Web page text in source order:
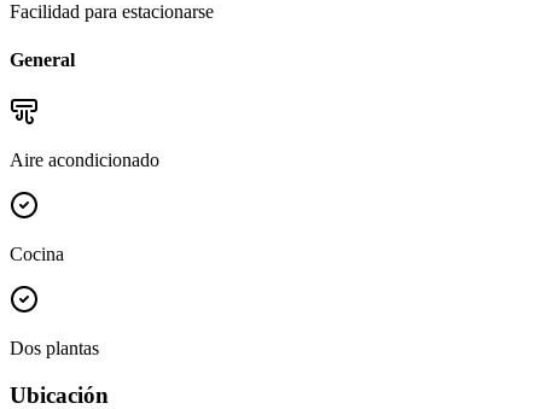
Facilidad para estacionarse
General
Aire acondicionado
Cocina
Dos plantas
Ubicación